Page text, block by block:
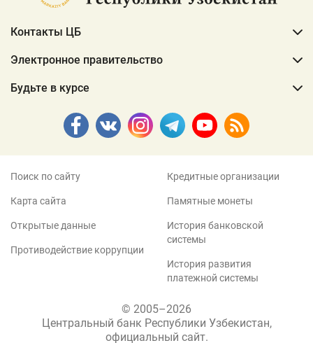
Контакты ЦБ
Электронное правительство
Будьте в курсе
Поиск по сайту
Карта сайта
Открытые данные
Противодействие коррупции
Кредитные организации
Памятные монеты
История банковской
системы
История развития
платежной системы
© 2005–2026
Центральный банк Республики Узбекистан,
официальный сайт.